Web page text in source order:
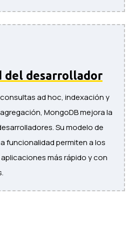
del desarrollador
ad hoc, indexación y
MongoDB mejora la
Su modelo de
funcionalidad permiten a los
más rápido y con